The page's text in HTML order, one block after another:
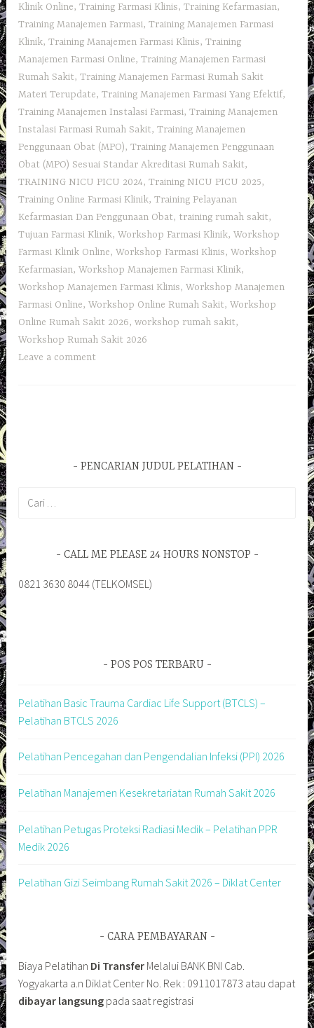
Klinik Online,Training Farmasi Klinis,Training Kefarmasian,
Training Manajemen Farmasi,Training Manajemen Farmasi
Klinik,Training Manajemen Farmasi Klinis,Training
Manajemen Farmasi Online,Training Manajemen Farmasi
Rumah Sakit,Training Manajemen Farmasi Rumah Sakit
Materi Terupdate,Training Manajemen Farmasi Yang Efektif,
Training Manajemen Instalasi Farmasi,Training Manajemen
Instalasi Farmasi Rumah Sakit,Training Manajemen
Penggunaan Obat (MPO),Training Manajemen Penggunaan
Obat (MPO) Sesuai Standar Akreditasi Rumah Sakit,
TRAINING NICU PICU 2024,Training NICU PICU 2025,
Training Online Farmasi Klinik,Training Pelayanan
Kefarmasian Dan Penggunaan Obat, training rumah sakit,
Tujuan Farmasi Klinik,Workshop Farmasi Klinik,Workshop
Farmasi Klinik Online,Workshop Farmasi Klinis,Workshop
Kefarmasian,Workshop Manajemen Farmasi Klinik,
Workshop Manajemen Farmasi Klinis,Workshop Manajemen
Farmasi Online,Workshop Online Rumah Sakit,Workshop
Online Rumah Sakit 2026,workshop rumah sakit,
Workshop Rumah Sakit 2026
Leave a comment
PENCARIAN JUDUL PELATIHAN
CALL ME PLEASE 24 HOURS NONSTOP
0821 3630 8044 (TELKOMSEL)
POS POS TERBARU
Pelatihan Basic Trauma Cardiac Life Support (BTCLS) –
Pelatihan BTCLS 2026
Pelatihan Pencegahan dan Pengendalian Infeksi (PPI) 2026
Pelatihan Manajemen Kesekretariatan Rumah Sakit 2026
Pelatihan Petugas Proteksi Radiasi Medik – Pelatihan PPR
Medik 2026
Pelatihan Gizi Seimbang Rumah Sakit 2026 – Diklat Center
CARA PEMBAYARAN
Biaya Pelatihan Di Transfer Melalui BANK BNI Cab.
Yogyakarta a.n Diklat Center No. Rek : 0911017873 atau dapat
dibayar langsung pada saat registrasi